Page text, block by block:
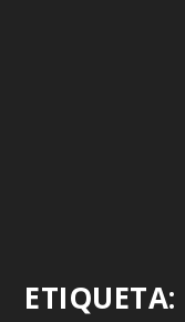
ETIQUETA: